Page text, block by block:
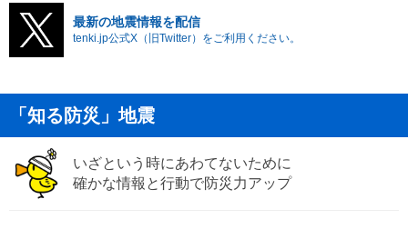
最新の地震情報を配信
tenki.jp公式X（旧Twitter）をご利用ください。
「知る防災」地震
いざという時にあわてないために
確かな情報と行動で防災力アップ